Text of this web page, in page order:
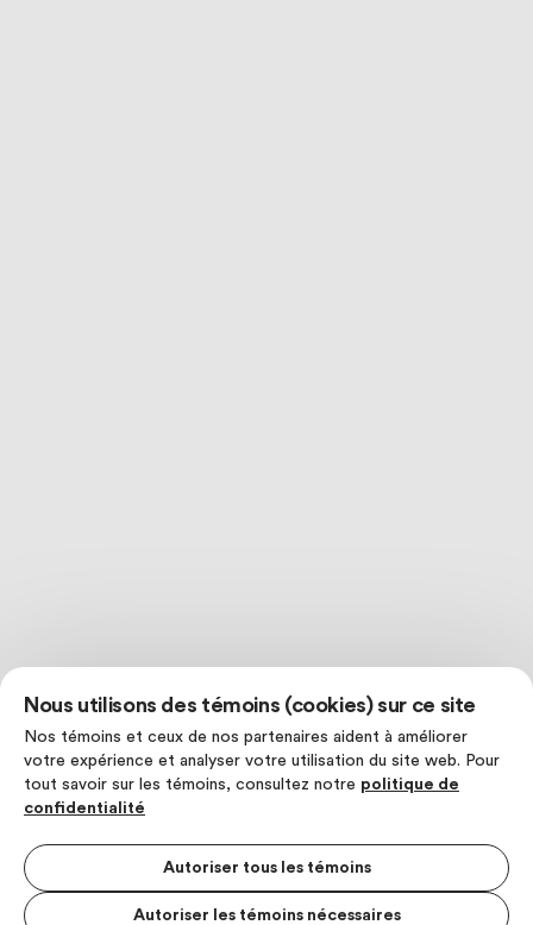
Nous utilisons des témoins (cookies) sur ce site
Nos témoins et ceux de nos partenaires aident à améliorer
votre expérience et analyser votre utilisation du site web. Pour
tout savoir sur les témoins, consultez notre politique de
confidentialité
Autoriser tous les témoins
Autoriser les témoins nécessaires